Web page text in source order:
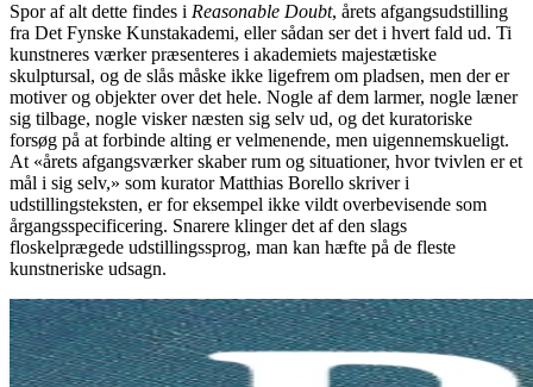
Spor af alt dette findes i Reasonable Doubt, årets afgangsudstilling
fra Det Fynske Kunstakademi, eller sådan ser det i hvert fald ud. Ti
kunstneres værker præsenteres i akademiets majestætiske
skulptursal, og de slås måske ikke ligefrem om pladsen, men der er
motiver og objekter over det hele. Nogle af dem larmer, nogle læner
sig tilbage, nogle visker næsten sig selv ud, og det kuratoriske
forsøg på at forbinde alting er velmenende, men uigennemskueligt.
At «årets afgangsværker skaber rum og situationer, hvor tvivlen er et
mål i sig selv,» som kurator Matthias Borello skriver i
udstillingsteksten, er for eksempel ikke vildt overbevisende som
årgangsspecificering. Snarere klinger det af den slags
floskelprægede udstillingssprog, man kan hæfte på de fleste
kunstneriske udsagn.